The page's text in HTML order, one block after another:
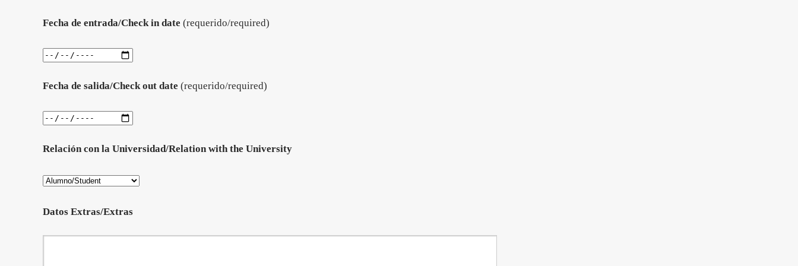
Fecha de entrada/Check in date (requerido/required)
Fecha de salida/Check out date (requerido/required)
Relación con la Universidad/Relation with the University
Datos Extras/Extras